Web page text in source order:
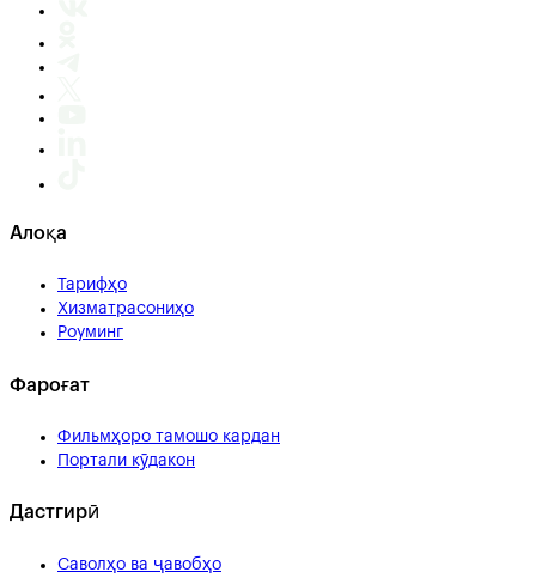
Алоқа
Тарифҳо
Хизматрасониҳо
Роуминг
Фароғат
Фильмҳоро тамошо кардан
Портали кӯдакон
Дастгирӣ
Саволҳо ва ҷавобҳо